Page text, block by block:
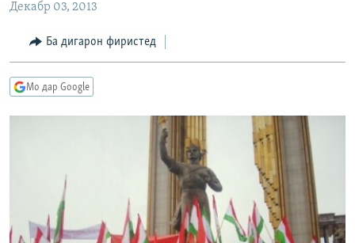
аслӣ
Ҷаҳиш
ҷустор
ҚАЗИЯИ "КРОКУС"
ОСИЁИ МАРКАЗӢ
МЕҲМОНИ ОЗОДӢ
ТАҲҚИҚОТ
ҶАНГ ДАР УКРАИНА
НАЗАРИ МАРДУМ
БЛОГИСТОН
ЧАНДРАСОНАӢ
ГУЗОРИШҲОИ РАДИОӢ
Русский
ПАЙГИРӢ КУНЕД
Декабр 03, 2013
Ба дигарон фиристед
Мо дар Google